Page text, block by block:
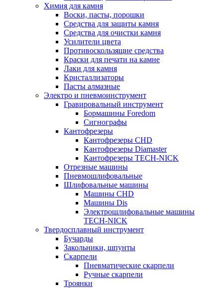
Химия для камня
Воски, пасты, порошки
Средства для защиты камня
Средства для очистки камня
Усилители цвета
Противоскользящие средства
Краски для печати на камне
Лаки для камня
Кристаллизаторы
Пасты алмазные
Электро и пневмоинструмент
Гравировальный инструмент
Бормашины Foredom
Сигнографы
Кантофрезеры
Кантофрезеры CHD
Кантофрезеры Diamaster
Кантофрезеры TECH-NICK
Отрезные машины
Пневмошлифовальные
Шлифовальные машины
Машины CHD
Машины Dis
Электрошлифовальные машины
TECH-NICK
Твердосплавный инструмент
Бучарды
Закольники, шпунты
Скарпели
Пневматические скарпели
Ручные скарпели
Троянки